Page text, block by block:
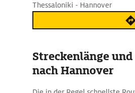
Thessaloniki - Hannover
Streckenlänge
nach Hannover